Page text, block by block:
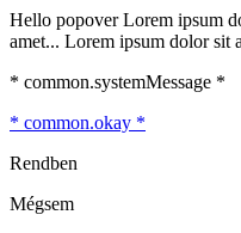
Hello popover Lorem ipsum
amet... Lorem ipsum dolor sit
* common.systemMessage *
* common.okay *
Rendben
Mégsem